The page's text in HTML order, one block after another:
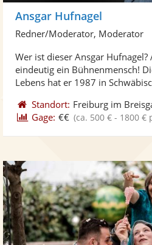
Ansgar Hufnagel
Redner/Moderator, Moderator
Wer ist dieser Ansgar
eindeutig ein Bühnenmensch!
Lebens hat er 1987 in
Standort: Freiburg im
Gage: €€ (ca. 500 € - 1800